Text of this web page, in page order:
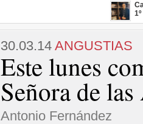
30.03.14 ANGUSTIAS
Este lunes
Señora de
Antonio Fernández